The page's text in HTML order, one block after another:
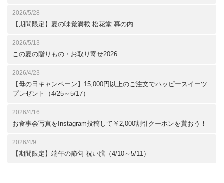
2026/5/28
【期間限定】夏の味覚満載 松花堂 幕の内
2026/5/13
この夏の贈りもの・お取り寄せ2026
2026/4/23
【母の日キャンペーン】15,000円以上のご注文でハッピースイーツ
プレゼント（4/25～5/17）
2026/4/16
お食事会写真をInstagram投稿して￥2,000割引クーポンを貰おう！
2026/4/9
【期間限定】端午の節句 祝い膳（4/10～5/11）